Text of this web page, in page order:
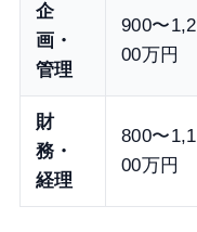
企
画・
管理
900〜1,2
00万円
財
務・
経理
800〜1,1
00万円